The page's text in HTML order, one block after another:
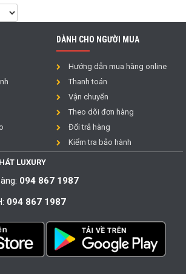
DÀNH CHO NGƯỜI MUA
Hướng dẫn mua hàng online
Thanh toán
Vận chuyển
Theo dõi đơn hàng
Đổi trả hàng
Kiểm tra bảo hành
LUXURY
094 867 1987
094 867 1987